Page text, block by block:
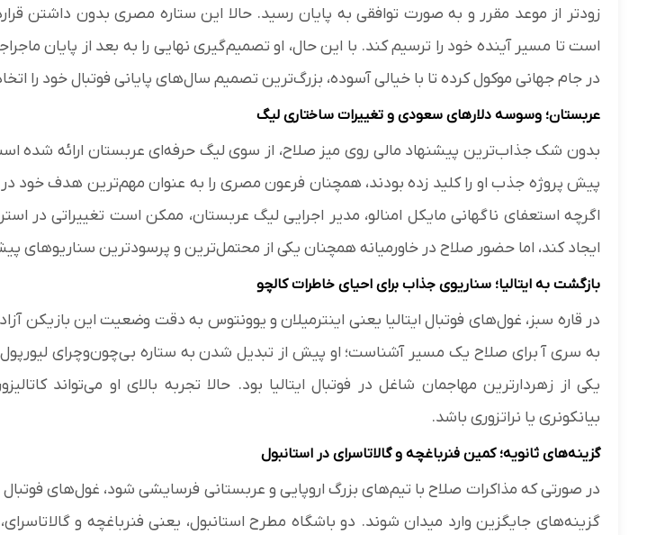
زودتر از موعد مقرر و به صورت توافقی به پایان رسید. حالا این ستاره مصری بدون داشتن
است تا مسیر آینده خود را ترسیم کند. با این حال، او تصمیم‌گیری نهایی را به بعد از پایان
در جام جهانی موکول کرده تا با خیالی آسوده، بزرگ‌ترین تصمیم سال‌های پایانی فوتبال خود را
عربستان؛ وسوسه دلارهای سعودی و تغییرات ساختاری لیگ
بدون شک جذاب‌ترین پیشنهاد مالی روی میز صلاح، از سوی لیگ حرفه‌ای عربستان ارائه شده
پیش پروژه جذب او را کلید زده بودند، همچنان فرعون مصری را به عنوان مهم‌ترین هدف خود در
اگرچه استعفای ناگهانی مایکل امنالو، مدیر اجرایی لیگ عربستان، ممکن است تغییراتی در
ایجاد کند، اما حضور صلاح در خاورمیانه همچنان یکی از محتمل‌ترین و پرسودترین سناریوهای
بازگشت به ایتالیا؛ سناریوی جذاب برای احیای خاطرات کالچو
در قاره سبز، غول‌های فوتبال ایتالیا یعنی اینترمیلان و یوونتوس به دقت وضعیت این بازیکن
به سری آ برای صلاح یک مسیر آشناست؛ او پیش از تبدیل شدن به ستاره بی‌چون‌وچرای لیورپول،
یکی از زهردارترین مهاجمان شاغل در فوتبال ایتالیا بود. حالا تجربه بالای او می‌تواند
بیانکونری یا نراتزوری باشد.
گزینه‌های ثانویه؛ کمین فنرباغچه و گالاتاسرای در استانبول
در صورتی که مذاکرات صلاح با تیم‌های بزرگ اروپایی و عربستانی فرسایشی شود، غول‌های فوتبال
گزینه‌های جایگزین وارد میدان شوند. دو باشگاه مطرح استانبول، یعنی فنرباغچه و